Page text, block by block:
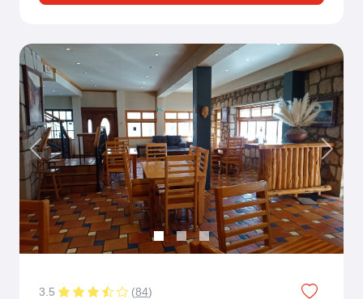
Previous Next
3.5 (84)